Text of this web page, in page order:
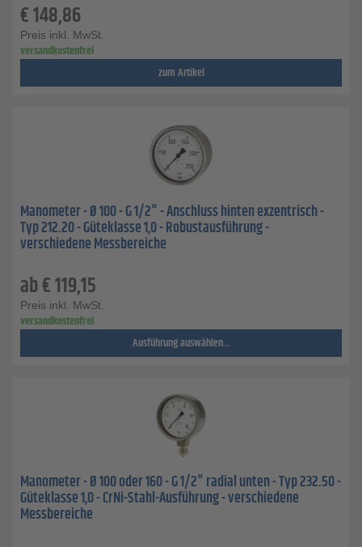
€148,86
Preis inkl. MwSt.
versandkostenfrei
zum Artikel
Manometer - Ø 100 - G 1/2" - Anschluss hinten exzentrisch -
Typ 212.20 - Güteklasse 1,0 - Robustausführung -
verschiedene Messbereiche
ab€119,15
Preis inkl. MwSt.
versandkostenfrei
Ausführung auswählen...
Manometer - Ø 100 oder 160 - G 1/2" radial unten - Typ 232.50 -
Güteklasse 1,0 - CrNi-Stahl-Ausführung - verschiedene
Messbereiche